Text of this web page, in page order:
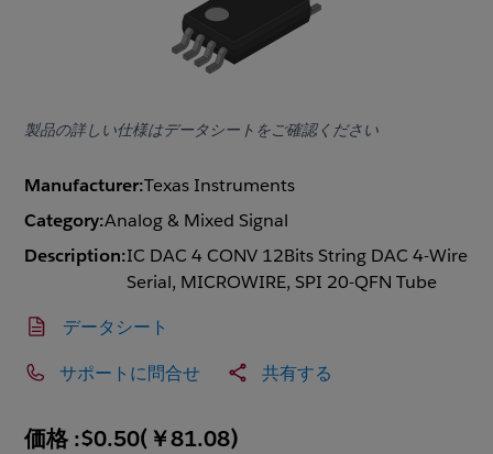
製品の詳しい仕様はデータシートをご確認ください
Manufacturer:Texas Instruments
Category:Analog & Mixed Signal
Description:IC DAC 4 CONV 12Bits String DAC 4-Wire
Serial, MICROWIRE, SPI 20-QFN Tube
データシート
サポートに問合せ 共有する
価格 :$0.50(￥81.08)